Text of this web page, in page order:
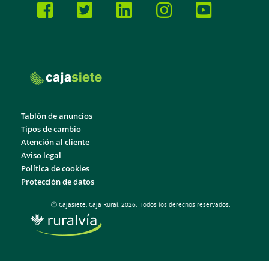
Tablón de anuncios
Tipos de cambio
Atención al cliente
Aviso legal
Política de cookies
Protección de datos
Ⓒ Cajasiete, Caja Rural, 2026. Todos los derechos reservados.